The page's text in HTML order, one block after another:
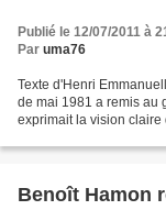
Publié le 12/07/2011 à
Par uma76
Texte d'Henri
de mai 1981 a remis au
exprimait la vision claire
Benoît Hamon